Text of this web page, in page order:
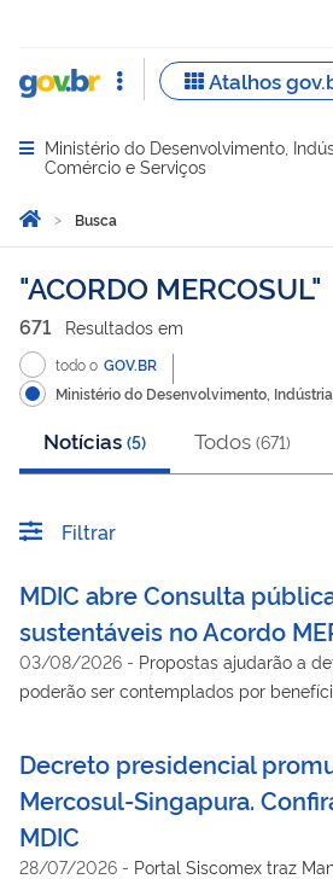
Abrir menu principal de navegação
Ministério do Desenvolvimento,
Comércio e Serviços
Você está aqui:
Página Inicial
Busca
Busca
ACORDO MERCOSUL
671 Resultados em
todo o GOV.BR
Ministério do Desenvolvimento,
Notícias (5) Todos (671)
Filtrar
MDIC abre Consulta
sustentáveis no Acordo
03/08/2026 - Propostas ajudarão a
poderão ser contemplados por
Decreto presidencial
Mercosul-Singapura.
MDIC
28/07/2026 - Portal Siscomex traz